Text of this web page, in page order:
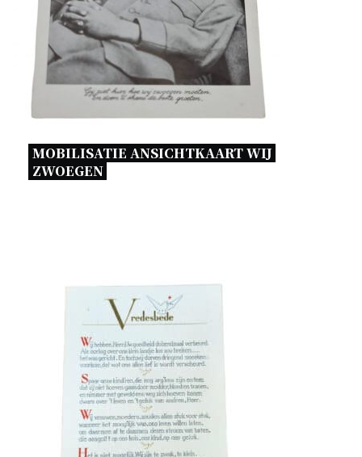
MOBILISATIE ANSICHTKAART WIJ
ZWOEGEN